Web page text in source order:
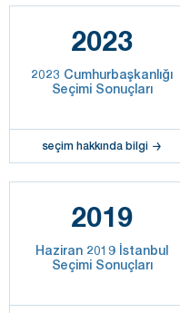
2023
2023 Cumhurbaşkanlığı
Seçimi Sonuçları
seçim hakkında bilgi
2019
Haziran 2019 İstanbul
Seçimi Sonuçları